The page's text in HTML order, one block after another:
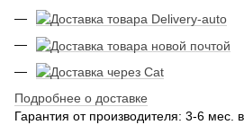
Подробнее о доставке
Гарантия от производителя: 3-6 мес.